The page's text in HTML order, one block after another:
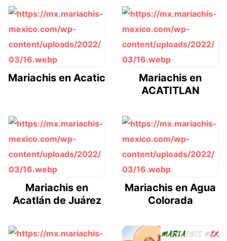
Mariachis en Acatic
Mariachis en
ACATITLAN
Mariachis en
Acatlán de Juárez
Mariachis en Agua
Colorada